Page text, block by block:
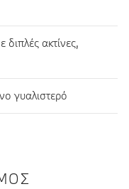
ακτίνες,
γυαλιστερό